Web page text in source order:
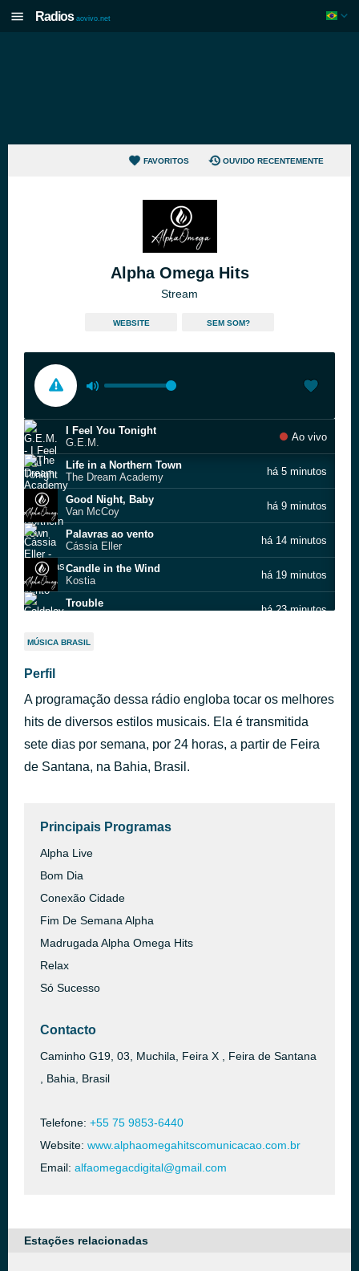
Radios aovivo.net
FAVORITOS OUVIDO RECENTEMENTE
Alpha Omega Hits
Stream
WEBSITE SEM SOM?
I Feel You Tonight
G.E.M.
Ao vivo
Life in a Northern Town
The Dream Academy
há 5 minutos
Good Night, Baby
Van McCoy
há 9 minutos
Palavras ao vento
Cássia Eller
há 14 minutos
Candle in the Wind
Kostia
há 19 minutos
Trouble
há 23 minutos
Ebony Eyes ft. Smokey Robinson
Your Latest Trick
Dire Straits
há 41 minutos
MÚSICA BRASIL
Perfil
A programação dessa rádio engloba tocar os melhores
hits de diversos estilos musicais. Ela é transmitida
sete dias por semana, por 24 horas, a partir de Feira
de Santana, na Bahia, Brasil.
Principais Programas
Alpha Live
Bom Dia
Conexão Cidade
Fim De Semana Alpha
Madrugada Alpha Omega Hits
Relax
Só Sucesso
Contacto
Caminho G19, 03, Muchila, Feira X , Feira de Santana
, Bahia, Brasil
Telefone: +55 75 9853-6440
Website: www.alphaomegahitscomunicacao.com.br
Email: alfaomegacdigital@gmail.com
Estações relacionadas